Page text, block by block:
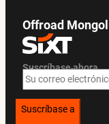
Offroad
Suscríbase ahora
Ofertas exclusivas y
Suscríbase a